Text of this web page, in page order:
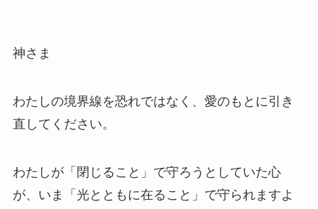
神さま
わたしの境界線を恐れではなく、愛のもとに引き
直してください。
わたしが「閉じること」で守ろうとしていた心
が、いま「光とともに在ること」で守られますよ